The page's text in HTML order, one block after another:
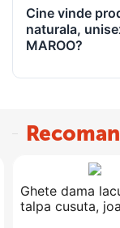
Cine vinde
naturala,
MAROO?
Ghete dama
talpa cusuta,